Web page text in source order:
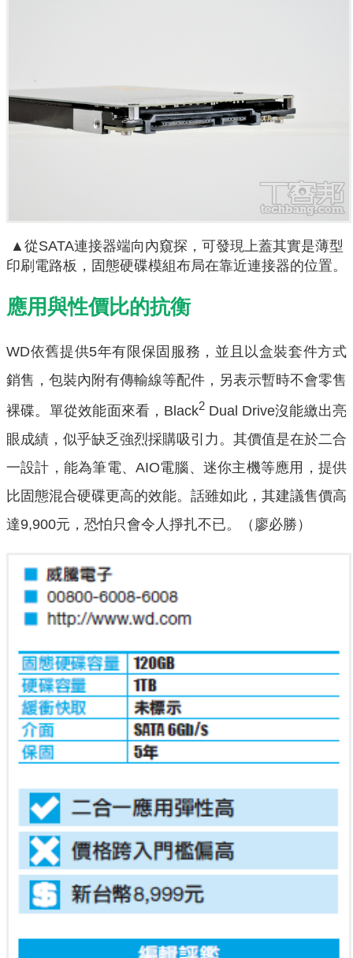
▲ 從SATA連接器端向內窺探，可發現上蓋其實是薄型
印刷電路板，固態硬碟模組布局在靠近連接器的位置。
應用與性價比的抗衡
WD依舊提供5年有限保固服務，並且以盒裝套件方式
銷售，包裝內附有傳輸線等配件，另表示暫時不會零售
裸碟。單從效能面來看，Black2 Dual Drive沒能繳出亮
眼成績，似乎缺乏強烈採購吸引力。其價值是在於二合
一設計，能為筆電、AIO電腦、迷你主機等應用，提供
比固態混合硬碟更高的效能。話雖如此，其建議售價高
達9,900元，恐怕只會令人掙扎不已。（廖必勝）